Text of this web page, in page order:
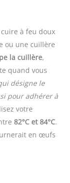
à feu doux
ou une cuillère
la cuillère,
quand vous
désigne le
pour adhérer à
votre
82°C et 84°C.
en œufs